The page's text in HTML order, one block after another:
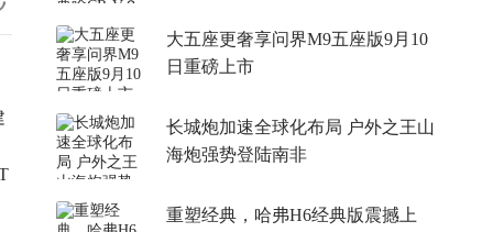
大五座更奢享问界M9五座版9月10
日重磅上市
长城炮加速全球化布局 户外之王山
海炮强势登陆南非
重塑经典，哈弗H6经典版震撼上